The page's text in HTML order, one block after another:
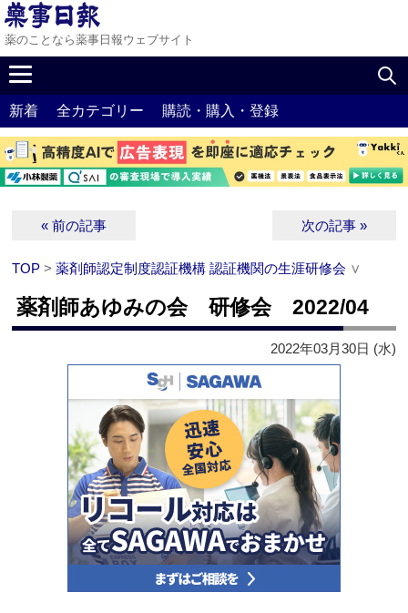
薬のことなら薬事日報ウェブサイト
新着 全カテゴリー 購読・購入・登録
« 前の記事 次の記事 »
TOP >薬剤師認定制度認証機構 認証機関の生涯研修会 ∨
薬剤師あゆみの会 研修会 2022/04
2022年03月30日 (水)